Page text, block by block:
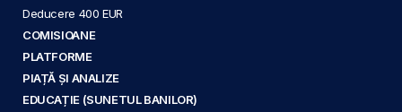
Deducere 400 EUR
COMISIOANE
PLATFORME
PIAȚĂ ȘI ANALIZE
EDUCAȚIE (SUNETUL BANILOR)